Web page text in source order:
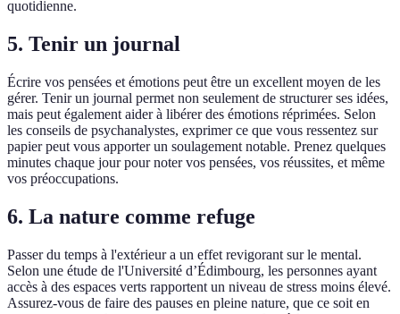
quotidienne.
5. Tenir un journal
Écrire vos pensées et émotions peut être un excellent moyen de les
gérer. Tenir un journal permet non seulement de structurer ses idées,
mais peut également aider à libérer des émotions réprimées. Selon
les conseils de psychanalystes, exprimer ce que vous ressentez sur
papier peut vous apporter un soulagement notable. Prenez quelques
minutes chaque jour pour noter vos pensées, vos réussites, et même
vos préoccupations.
6. La nature comme refuge
Passer du temps à l'extérieur a un effet revigorant sur le mental.
Selon une étude de l'Université d’Édimbourg, les personnes ayant
accès à des espaces verts rapportent un niveau de stress moins élevé.
Assurez-vous de faire des pauses en pleine nature, que ce soit en